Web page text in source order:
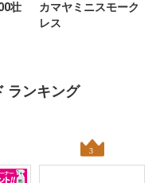
壮
カマヤミニスモーク
レス
ランキング